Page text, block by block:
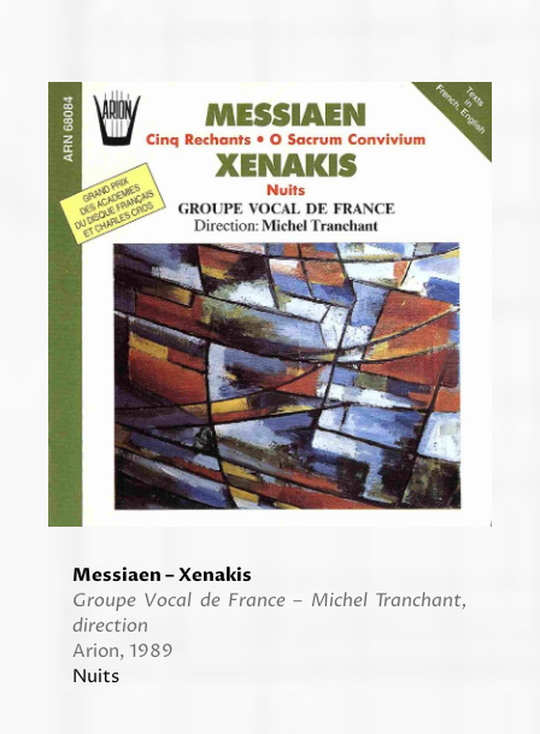
Messiaen – Xenakis
Groupe Vocal de France – Michel Tranchant,
direction
Arion, 1989
Nuits